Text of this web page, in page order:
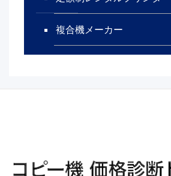
複合機メーカー